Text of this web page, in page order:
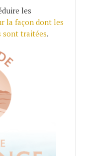
les
la façon dont les
sont traitées.